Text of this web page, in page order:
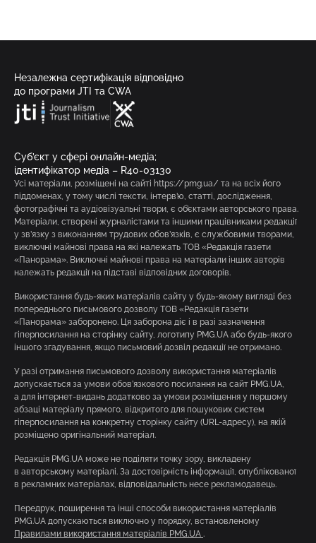
Незалежна сертифікація відповідно
до програми JTI та CWA
Суб’єкт у сфері онлайн-медіа;
ідентифікатор медіа – R40-03130
Усі матеріали, розміщені на сайті https://pmg.ua/ та на всіх його
піддоменах, у тому числі тексти, інтерв’ю, статті, дослідження,
фотографічні та аудіовізуальні твори, є об’єктами авторського права.
Матеріали, створені журналістами та іншими працівниками редакції
у зв’язку з виконанням трудових обов’язків, є службовими творами,
виключні майнові права на які належать ТОВ «Редакція газети
«Панорама». Виключні майнові права на матеріали інших авторів
належать редакції на підставі відповідних договорів.
Використання будь-яких матеріалів сайту у будь-якому вигляді без
попереднього письмового дозволу ТОВ «Редакція газети
«Панорама» заборонено. Ця заборона діє і в разі зазначення
гіперпосилання на сторінку сайту, логотипу PMG.UA або будь-якого
іншого згадування, якщо письмовий дозвіл редакції не отримано.
У разі отримання письмового дозволу використання матеріалів
допускається за умови обов’язкового посилання на сайт PMG.UA,
а для інтернет-видань додатково за умови розміщення у першому
абзаці матеріалу прямого, відкритого для пошукових систем
гіперпосилання на конкретну сторінку сайту (URL-адресу), на якій
розміщено оригінальний матеріал.
Редакція PMG.UA може не поділяти точку зору, викладену
в авторському матеріалі. За достовірність інформації, опублікованої
в рекламних матеріалах, відповідальність несе рекламодавець.
Передрук, поширення та інші способи використання матеріалів
PMG.UA допускаються виключно у порядку, встановленому
Правилами використання матеріалів PMG.UA .